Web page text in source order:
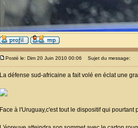
Posté le: Dim 20 Juin 2010 00:06 Sujet du message:
La défense sud-africaine a fait volé en éclat une
Face à l'Uruguay,c'est tout le dispositif qui